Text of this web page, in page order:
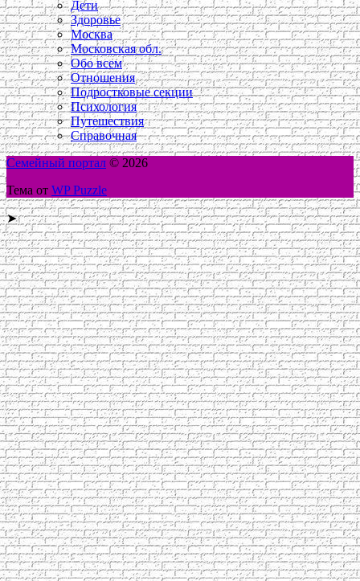
Дети
Здоровье
Москва
Московская обл.
Обо всем
Отношения
Подростковые секции
Психология
Путешествия
Справочная
Семейный портал © 2026
Тема от WP Puzzle
➤